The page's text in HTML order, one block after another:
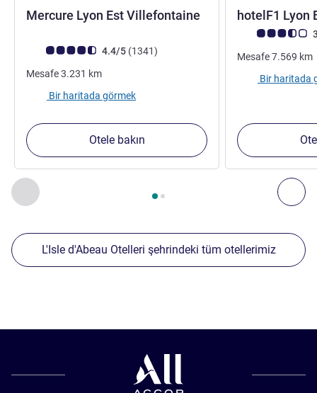
Önceki - Yakınlardaki diğer tesislerimiz
Sayfa , Yakınlardaki diğer tesislerimiz 1 :, Yakınlardaki
Mercure Lyon Est Villefontaine 4 yıldız
Avis müşterileri puanı (ALL Puanlama)
4.4/5 (1341görüş
)
Mesafe3.231 km
Bir haritada görmek
Otele bakın
hotelF1
Avis müşterileri
Mesafe7.569 km
Bir haritada
L'Isle d'Abeau Otelleri şehrindeki tüm otellerimiz